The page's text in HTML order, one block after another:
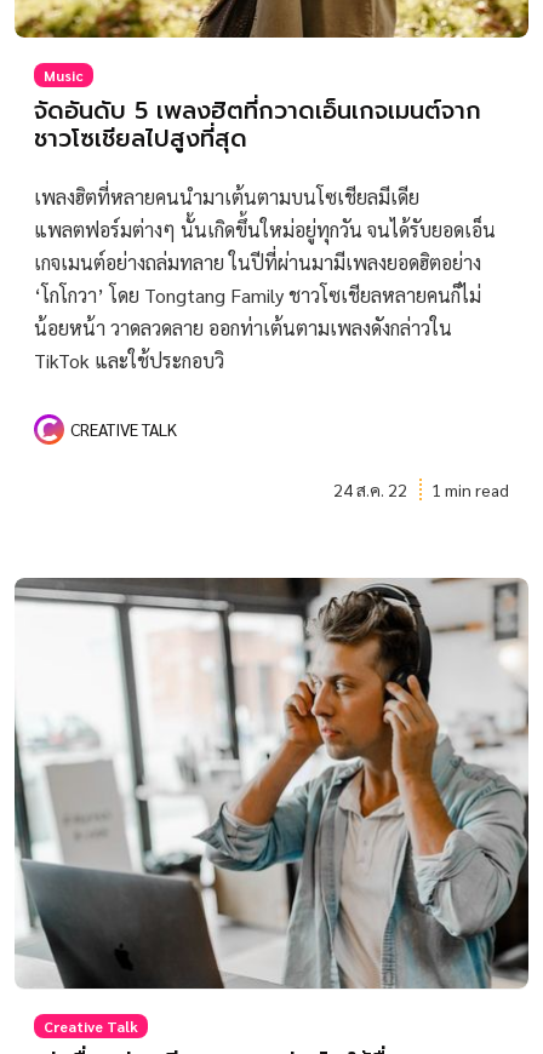
Music
จัดอันดับ 5 เพลงฮิตที่กวาดเอ็นเกจเมนต์จาก
ชาวโซเชียลไปสูงที่สุด
เพลงฮิตที่หลายคนนำมาเต้นตามบนโซเชียลมีเดีย
แพลตฟอร์มต่างๆ นั้นเกิดขึ้นใหม่อยู่ทุกวัน จนได้รับยอดเอ็น
เกจเมนต์อย่างถล่มทลาย ในปีที่ผ่านมามีเพลงยอดฮิตอย่าง
‘โกโกวา’ โดย Tongtang Family ชาวโซเชียลหลายคนก็ไม่
น้อยหน้า วาดลวดลาย ออกท่าเต้นตามเพลงดังกล่าวใน
TikTok และใช้ประกอบวิ
CREATIVE TALK
24 ส.ค. 22 1 min read
Creative Talk